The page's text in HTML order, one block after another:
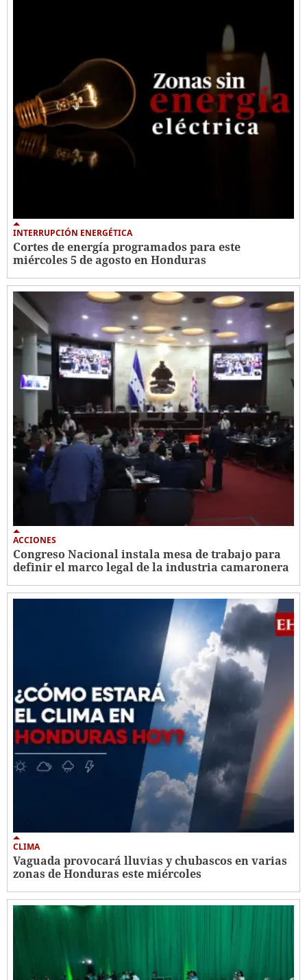
INTERRUPCIÓN ENERGÉTICA
Cortes de energía programados para este
miércoles 5 de agosto en Honduras
ACCIONES
Congreso Nacional instala mesa de trabajo para
definir el marco legal de la industria camaronera
CLIMA
Vaguada provocará lluvias y chubascos en varias
zonas de Honduras este miércoles